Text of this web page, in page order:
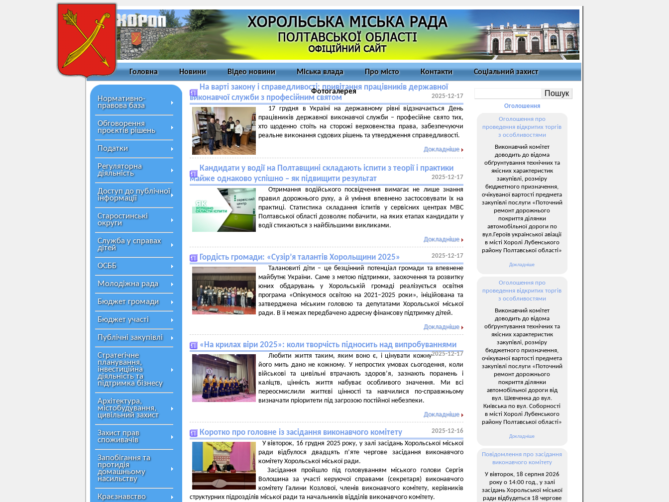
Головна Новини Відео новини Міська влада Про місто Контакти Соціальний захист
Фотогалерея
Нормативно-
правова база
Обговорення
проєктів рішень
Податки
Регуляторна
діяльність
Доступ до публічної
інформації
Старостинські
округи
Служба у справах
дітей
ОСББ
Молодіжна рада
Бюджет громади
Бюджет участі
Публічні закупівлі
Стратегічне
планування,
інвестиційна
діяльність та
підтримка бізнесу
Архітектура,
містобудування,
цивільний захист
Захист прав
споживачів
Запобігання та
протидія
домашньому
насильству
Краєзнавство
На варті закону і справедливості: привітання працівників державної
виконавчої служби з професійним святом
2025-12-17
17 грудня в Україні на державному рівні відзначається День
працівників державної виконавчої служби – професійне свято тих,
хто щоденно стоїть на сторожі верховенства права, забезпечуючи
реальне виконання судових рішень та утвердження справедливості.
Докладніше
Кандидати у водії на Полтавщині складають іспити з теорії і практики
майже однаково успішно – як підвищити результат
2025-12-17
Отримання водійського посвідчення вимагає не лише знання
правил дорожнього руху, а й уміння впевнено застосовувати їх на
практиці. Статистика складання іспитів у сервісних центрах МВС
Полтавської області дозволяє побачити, на яких етапах кандидати у
водії стикаються з найбільшими викликами.
Докладніше
Гордість громади: «Сузір’я талантів Хорольщини 2025» 2025-12-17
Талановиті діти – це безцінний потенціал громади та впевнене
майбутнє України. Саме з метою підтримки, заохочення та розвитку
юних обдарувань у Хорольській громаді реалізується освітня
програма «Опікуємося освітою на 2021–2025 роки», ініційована та
затверджена міським головою та депутатами Хорольської міської
ради. В її межах передбачено адресну фінансову підтримку дітей.
Докладніше
«На крилах віри 2025»: коли творчість підносить над випробуваннями
2025-12-17
Любити життя таким, яким воно є, і цінувати кожну
його мить дано не кожному. У непростих умовах сьогодення, коли
військові та цивільні втрачають здоров’я, зазнають поранень і
каліцтв, цінність життя набуває особливого значення. Ми всі
переосмислили життєві цінності та навчилися по-справжньому
визначати пріоритети під загрозою постійної небезпеки.
Докладніше
Коротко про головне із засідання виконавчого комітету 2025-12-16
У вівторок, 16 грудня 2025 року, у залі засідань Хорольської міської
ради відбулося двадцять п’яте чергове засідання виконавчого
комітету Хорольської міської ради.
Засідання пройшло під головуванням міського голови Сергія
Волошина за участі керуючої справами (секретаря) виконавчого
комітету Галини Козлової, членів виконавчого комітету, керівників
структурних підрозділів міської ради та начальників відділів виконавчого комітету.
Оголошення
Оголошення про
проведення відкритих торгів
з особливостями
Виконавчий комітет
доводить до відома
обґрунтування технічних та
якісних характеристик
закупівлі, розміру
бюджетного призначення,
очікуваної вартості предмета
закупівлі послуги «Поточний
ремонт дорожнього
покриття ділянки
автомобільної дороги по
вул.Героїв української авіації
в місті Хоролі Лубенського
району Полтавської області»
Докладніше
Оголошення про
проведення відкритих торгів
з особливостями
Виконавчий комітет
доводить до відома
обґрунтування технічних та
якісних характеристик
закупівлі, розміру
бюджетного призначення,
очікуваної вартості предмета
закупівлі послуги «Поточний
ремонт дорожнього
покриття ділянки
автомобільної дороги від
вул. Шевченка до вул.
Київська по вул. Соборності
в місті Хоролі Лубенського
району Полтавської області»
Докладніше
Повідомлення про засідання
виконавчого комітету
У вівторок, 18 серпня 2026
року о 14:00 год., у залі
засідань Хорольської міської
ради відбудеться 18 чергове